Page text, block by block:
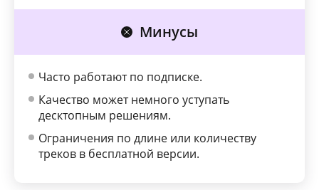
Минусы
Часто работают по подписке.
Качество может немного уступать
десктопным решениям.
Ограничения по длине или количеству
треков в бесплатной версии.